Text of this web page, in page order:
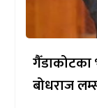
गैँडाकोटका
बोधराज